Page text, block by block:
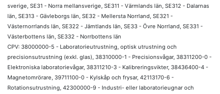
sverige, SE31 - Norra mellansverige, SE311 - Värmlands län, SE312 - Dalarnas
län, SE313 - Gävleborgs län, SE32 - Mellersta Norrland, SE321 -
Västernorrlands län, SE322 - Jämtlands län, SE33 - Övre Norrland, SE331 -
Västerbottens län, SE332 - Norrbottens län
CPV: 38000000-5 - Laboratorieutrustning, optisk utrustning och
precisionsutrustning (exkl. glas), 38310000-1 - Precisionsvågar, 38311200-0 -
Elektroniska laboratorievågar, 38311210-3 - Kalibreringsvikter, 38436400-4 -
Magnetomrörare, 39711100-0 - Kylskåp och frysar, 42113170-6 -
Rotationsutrustning, 42300000-9 - Industri- eller laboratorieugnar och